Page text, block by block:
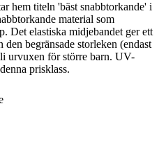
hem titeln 'bäst snabbtorkande' i
material som
Det elastiska midjebandet ger ett
begränsade storleken (endast
urvuxen för större barn. UV-
prisklass.